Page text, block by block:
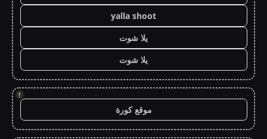
yalla shoot
يلا شوت
يلا شوت
!
موقع كورة